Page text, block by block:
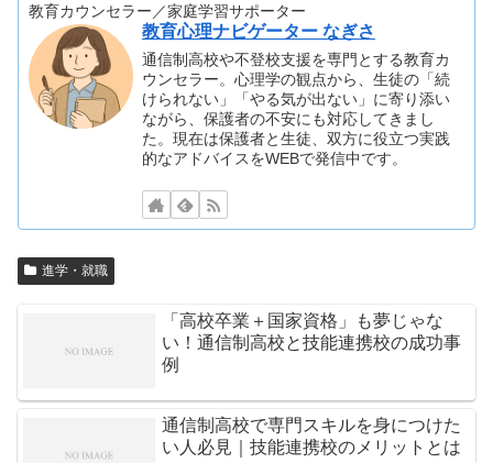
教育カウンセラー／家庭学習サポーター
教育心理ナビゲーター なぎさ
通信制高校や不登校支援を専門とする教育カ
ウンセラー。心理学の観点から、生徒の「続
けられない」「やる気が出ない」に寄り添い
ながら、保護者の不安にも対応してきまし
た。現在は保護者と生徒、双方に役立つ実践
的なアドバイスをWEBで発信中です。
進学・就職
「高校卒業＋国家資格」も夢じゃな
い！通信制高校と技能連携校の成功事
例
通信制高校で専門スキルを身につけた
い人必見｜技能連携校のメリットとは